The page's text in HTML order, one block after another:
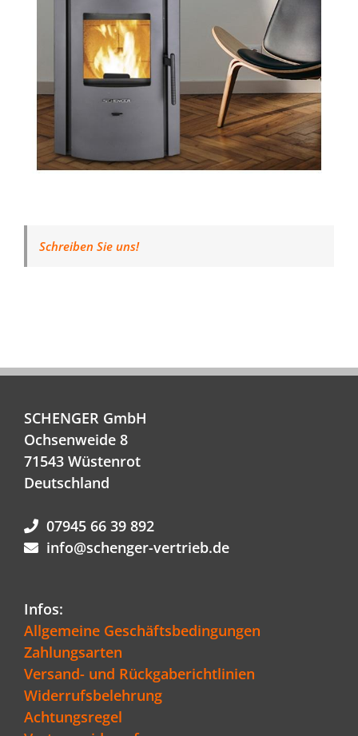
Schreiben Sie uns!
SCHENGER GmbH
Ochsenweide 8
71543 Wüstenrot
Deutschland
07945 66 39 892
info@schenger-vertrieb.de
Infos:
Allgemeine Geschäftsbedingungen
Zahlungsarten
Versand- und Rückgaberichtlinien
Widerrufsbelehrung
Achtungsregel